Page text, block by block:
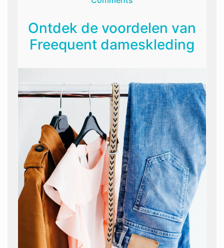
Ontdek de voordelen van
Freequent dameskleding